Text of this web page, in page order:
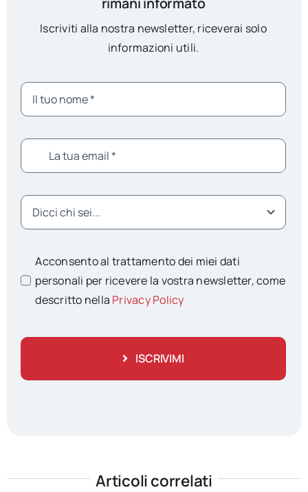
Iscriviti alla nostra newsletter, riceverai solo
informazioni utili.
Acconsento al trattamento dei miei dati
personali per ricevere la vostra newsletter, come
descritto nella Privacy Policy
ISCRIVIMI
Articoli correlati